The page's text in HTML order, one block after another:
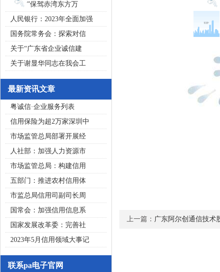
“诚信”保驾赤湾东方万
人民银行：2023年全面加强
国务院常务会：探索对信
关于“广东省企业诚信建
关于谢显华同志在我会工
最新资讯文章
粤诚信·企业服务列表
信用保险为超2万家深圳中
市场监管总局部署开展经
人社部：加强人力资源市
市场监管总局：构建信用
五部门：推进农村信用体
市监总局信用司副司长周
国常会：加强信用信息系
国家发展改革委：完善社
2023年5月信用领域大事记
联系pa电子官网
上一篇： 广东阿尔创通信技术